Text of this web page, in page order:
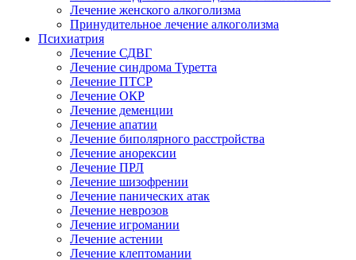
Лечение женского алкоголизма
Принудительное лечение алкоголизма
Психиатрия
Лечение СДВГ
Лечение синдрома Туретта
Лечение ПТСР
Лечение ОКР
Лечение деменции
Лечение апатии
Лечение биполярного расстройства
Лечение анорексии
Лечение ПРЛ
Лечение шизофрении
Лечение панических атак
Лечение неврозов
Лечение игромании
Лечение астении
Лечение клептомании